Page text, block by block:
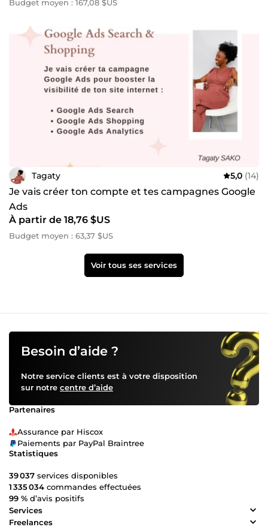
Budget moyen : 167,08 $US
Tagaty 5,0 (14)
Je vais créer ton compte et tes campagnes Google
Ads
À partir de 18,76 $US
Budget moyen : 63,37 $US
Voir tous ses services
Besoin d’aide ?
Notre service clients est à votre disposition
sur notre centre d’aide
Partenaires
Assurance par Hiscox
Paiements par PayPal Braintree
Statistiques
39 037 services disponibles
1 335 034 commandes effectuées
99 % d’avis positifs
Services
Freelances